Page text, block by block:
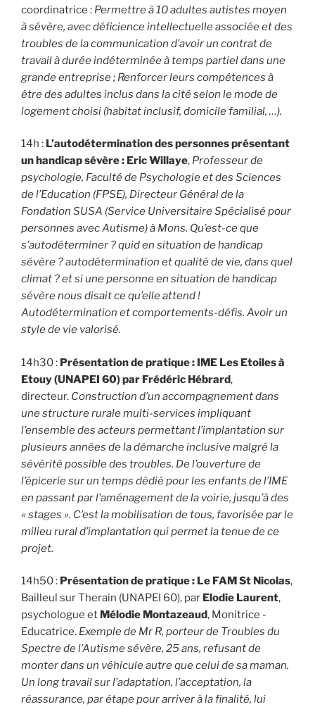
coordinatrice : Permettre à 10 adultes autistes moyen
à sévère, avec déficience intellectuelle associée et des
troubles de la communication d’avoir un contrat de
travail à durée indéterminée à temps partiel dans une
grande entreprise ; Renforcer leurs compétences à
être des adultes inclus dans la cité selon le mode de
logement choisi (habitat inclusif, domicile familial, …).
14h : L’autodétermination des personnes présentant
un handicap sévère : Eric Willaye, Professeur de
psychologie, Faculté de Psychologie et des Sciences
de l’Education (FPSE), Directeur Général de la
Fondation SUSA (Service Universitaire Spécialisé pour
personnes avec Autisme) à Mons. Qu’est-ce que
s’autodéterminer ? quid en situation de handicap
sévère ? autodétermination et qualité de vie, dans quel
climat ? et si une personne en situation de handicap
sévère nous disait ce qu’elle attend !
Autodétermination et comportements-défis. Avoir un
style de vie valorisé.
14h30 : Présentation de pratique : IME Les Etoiles à
Etouy (UNAPEI 60) par Frédéric Hébrard,
directeur. Construction d’un accompagnement dans
une structure rurale multi-services impliquant
l’ensemble des acteurs permettant l’implantation sur
plusieurs années de la démarche inclusive malgré la
sévérité possible des troubles. De l’ouverture de
l’épicerie sur un temps dédié pour les enfants de l’IME
en passant par l’aménagement de la voirie, jusqu’à des
« stages ». C’est la mobilisation de tous, favorisée par le
milieu rural d’implantation qui permet la tenue de ce
projet.
14h50 : Présentation de pratique : Le FAM St Nicolas,
Bailleul sur Therain (UNAPEI 60), par Elodie Laurent,
psychologue et Mélodie Montazeaud, Monitrice -
Educatrice. Exemple de Mr R, porteur de Troubles du
Spectre de l’Autisme sévère, 25 ans, refusant de
monter dans un véhicule autre que celui de sa maman.
Un long travail sur l’adaptation, l’acceptation, la
réassurance, par étape pour arriver à la finalité, lui